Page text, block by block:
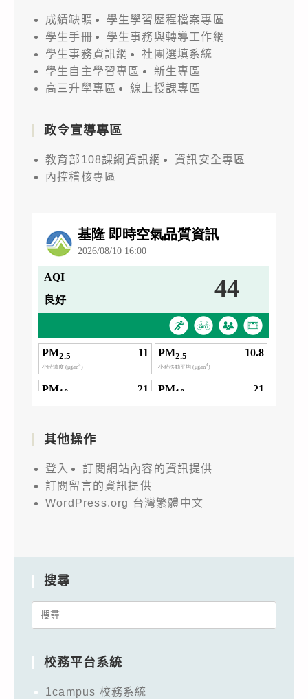
成績缺曠
學生學習歷程檔案專區
學生手冊
學生事務與轉導工作網
學生事務資訊網
社團選填系統
學生自主學習專區
新生專區
高三升學專區
線上授課專區
政令宣導專區
教育部108課綱資訊網
資訊安全專區
內控稽核專區
其他操作
登入
訂閱網站內容的資訊提供
訂閱留言的資訊提供
WordPress.org 台灣繁體中文
搜尋
Search
校務平台系統
1campus 校務系統